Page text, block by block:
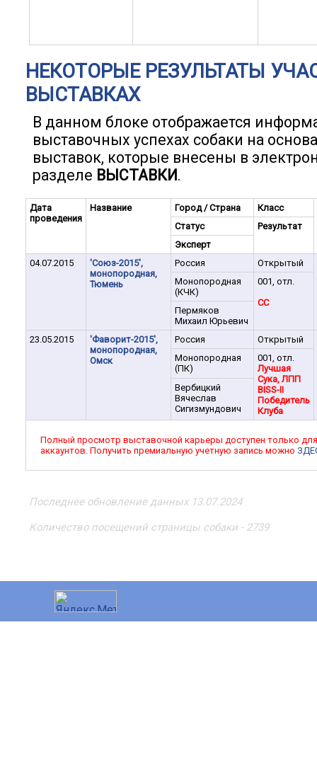
НЕКОТОРЫЕ РЕЗУЛЬТАТЫ
ВЫСТАВКАХ
В данном блоке отображается
выставочных успехах собаки на
выставок, которые внесены в
разделе ВЫСТАВКИ.
Дата
проведения
Название Город / Страна
Класс
Статус
Результат
Эксперт
04.07.2015
'Союз-2015',
монопородная,
Тюмень
Россия
Открытый
Монопородная
(КЧК)
001, отл.
CC
Пермяков
Михаил Юрьевич
23.05.2015
'Фаворит-2015',
монопородная,
Омск
Россия
Открытый
Монопородная
(ПК)
001, отл.
Лучшая
Сука, ЛПП
BISS-II
Победитель
Клуба
Вербицкий
Вячеслав
Сигизмундович
Полный просмотр выставочной карьеры доступен только
аккаунтов. Получить премиальную учетную запись можно
Последнее обновление данных 13.07.2024
Количество посещений страницы собаки - 2739